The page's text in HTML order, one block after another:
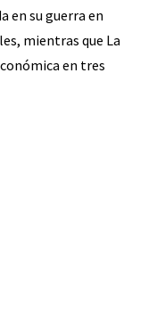
en su guerra en
mientras que La
en tres